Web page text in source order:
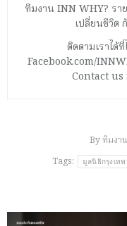
ทีมงาน INN WHY? รา
เปลี่ยนชีวิต
ติดตามเราได้
Facebook.com/
Contact us
Byทีมงา
Tags:
มูลนิธิกรุงเท